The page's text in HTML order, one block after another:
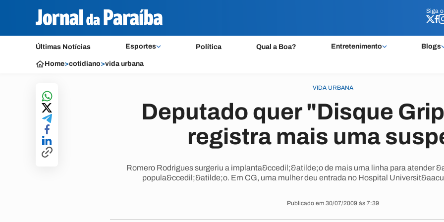
Siga o
Últimas Notícias Esportes Política Qual a Boa? Entretenimento Blogs
Siga o
Home>cotidiano>vida urbana
VIDA URBANA
Deputado quer "Disque
registra mais uma
Romero Rodrigues surgeriu a implanta&ccedil;&atilde;o de mais uma linha para atender
popula&ccedil;&atilde;o. Em CG, uma mulher deu entrada no Hospital
Publicado em 30/07/2009 às 7:39